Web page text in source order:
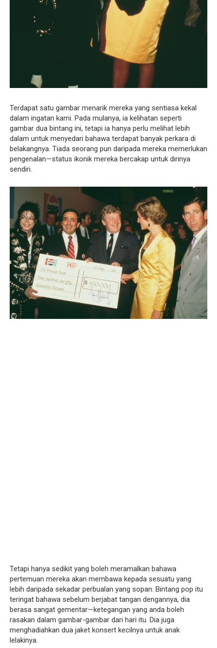
Terdapat satu gambar menarik mereka yang sentiasa kekal
dalam ingatan kami. Pada mulanya, ia kelihatan seperti
gambar dua bintang ini, tetapi ia hanya perlu melihat lebih
dalam untuk menyedari bahawa terdapat banyak perkara di
belakangnya. Tiada seorang pun daripada mereka memerlukan
pengenalan—status ikonik mereka bercakap untuk dirinya
sendiri.
Tetapi hanya sedikit yang boleh meramalkan bahawa
pertemuan mereka akan membawa kepada sesuatu yang
lebih daripada sekadar perbualan yang sopan. Bintang pop itu
teringat bahawa sebelum berjabat tangan dengannya, dia
berasa sangat gementar—ketegangan yang anda boleh
rasakan dalam gambar-gambar dari hari itu. Dia juga
menghadiahkan dua jaket konsert kecilnya untuk anak
lelakinya.